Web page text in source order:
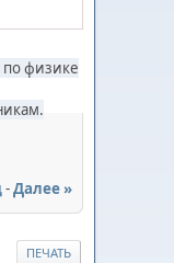
физике
-Далее »
ПЕЧАТЬ